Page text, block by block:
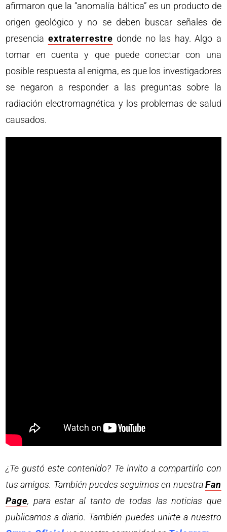
afirmaron que la “anomalía báltica” es un producto de
origen geológico y no se deben buscar señales de
presencia extraterrestre donde no las hay. Algo a
tomar en cuenta y que puede conectar con una
posible respuesta al enigma, es que los investigadores
se negaron a responder a las preguntas sobre la
radiación electromagnética y los problemas de salud
causados.
¿Te gustó este contenido? Te invito a compartirlo con
tus amigos. También puedes seguirnos en nuestraFan
Page, para estar al tanto de todas las noticias que
publicamos a diario. También puedes unirte a nuestro